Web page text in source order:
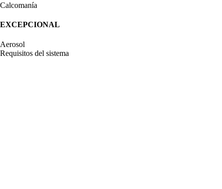
Calcomanía
EXCEPCIONAL
Aerosol
Requisitos del sistema